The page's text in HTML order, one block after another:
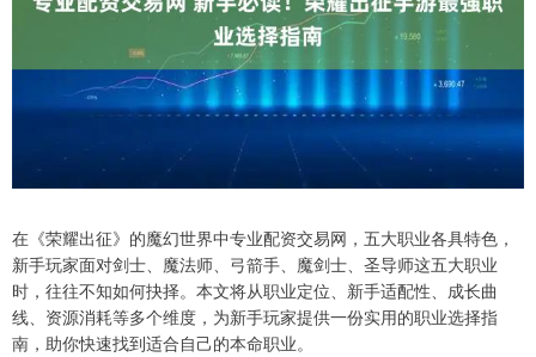
在《荣耀出征》的魔幻世界中专业配资交易网，五大职业各具特色，
新手玩家面对剑士、魔法师、弓箭手、魔剑士、圣导师这五大职业
时，往往不知如何抉择。本文将从职业定位、新手适配性、成长曲
线、资源消耗等多个维度，为新手玩家提供一份实用的职业选择指
南，助你快速找到适合自己的本命职业。